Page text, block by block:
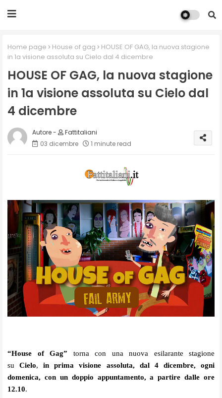
Home page House of gag
HOUSE OF GAG, la nuova stagione
in 1a visione assoluta su Cielo dal 4 dicembre
HOUSE OF GAG, la nuova stagione
in 1a visione assoluta su Cielo dal
4 dicembre
Fattitaliani
03 dicembre
1 minute read
“House of Gag” torna con una nuova esilarante stagione
suCielo,in prima visione assoluta, dal 4 dicembre, ogni
domenica, con un doppio appuntamento, a partire dalle ore
12.10.